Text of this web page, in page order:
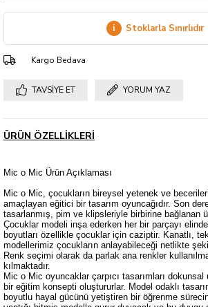
i Stoklarla Sınırlıdır
Kargo Bedava
TAVSIYE ET YORUM YAZ
ÜRÜN ÖZELLIKLERI
Mic o Mic Ürün Açıklaması
Mic o Mic, çocukların bireysel yetenek ve
amaçlayan eğitici bir tasarım oyuncağıdır. Son
tasarlanmış, pim ve klipsleriyle birbirine bağlanan
Çocuklar modeli inşa ederken her bir parçayı
boyutları özellikle çocuklar için caziptir. Kanatlı,
modellerimiz çocukların anlayabileceği netlikte
Renk seçimi olarak da parlak ana renkler
kılmaktadır.
Mic o Mic oyuncaklar çarpıcı tasarımları
bir eğitim konsepti oluştururlar. Model odaklı
boyutlu hayal gücünü yetiştiren bir öğrenme